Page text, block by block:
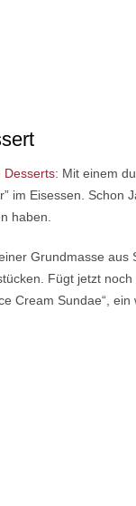
Desserts: Mit einem
im Eisessen. Schon
haben.
Grundmasse aus
Fügt jetzt noch
Cream Sundae“,